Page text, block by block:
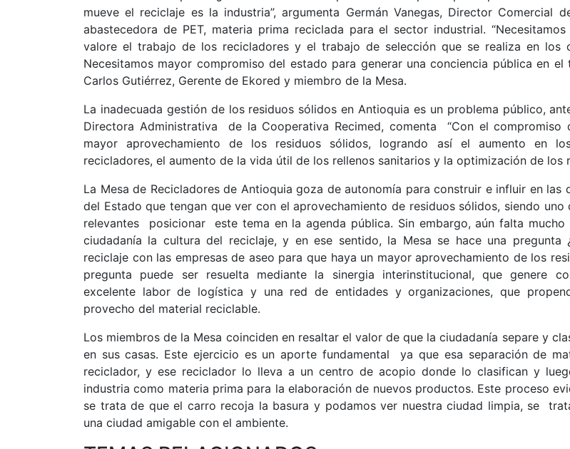
mueve el reciclaje es la industria”, argumenta Germán Vanegas, Director Comercial
abastecedora de PET, materia prima reciclada para el sector industrial.
valore el trabajo de los recicladores y el trabajo de selección que se realiza en los
Necesitamos mayor compromiso del estado para generar una conciencia pública en el
Carlos Gutiérrez, Gerente de Ekored y miembro de la Mesa.
La inadecuada gestión de los residuos sólidos en Antioquia es un problema público,
Directora Administrativa de la Cooperativa Recimed, comenta “Con el compromiso
mayor aprovechamiento de los residuos sólidos, logrando así el aumento en
recicladores, el aumento de la vida útil de los rellenos sanitarios y la optimización de los
La Mesa de Recicladores de Antioquia goza de autonomía para construir e influir en las
del Estado que tengan que ver con el aprovechamiento de residuos sólidos, siendo
relevantes posicionar este tema en la agenda pública. Sin embargo, aún falta mucho
ciudadanía la cultura del reciclaje, y en ese sentido, la Mesa se hace una pregunta
reciclaje con las empresas de aseo para que haya un mayor aprovechamiento de los
pregunta puede ser resuelta mediante la sinergia interinstitucional, que genere
excelente labor de logística y una red de entidades y organizaciones, que
provecho del material reciclable.
Los miembros de la Mesa coinciden en resaltar el valor de que la ciudadanía separe y
en sus casas. Este ejercicio es un aporte fundamental ya que esa separación de
reciclador, y ese reciclador lo lleva a un centro de acopio donde lo clasifican y
industria como materia prima para la elaboración de nuevos productos. Este proceso
se trata de que el carro recoja la basura y podamos ver nuestra ciudad limpia, se
una ciudad amigable con el ambiente.